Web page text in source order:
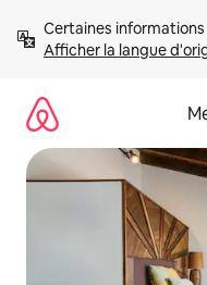
directement
Afficher la langue